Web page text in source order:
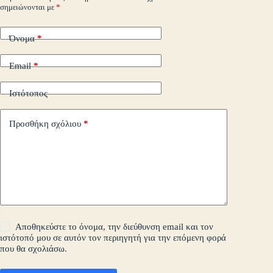
σημειώνονται με *
Όνομα*
Email*
Ιστότοπος
Προσθήκη σχόλιου *
Αποθηκεύστε το όνομα, την διεύθυνση email και τον
ιστότοπό μου σε αυτόν τον περιηγητή για την επόμενη φορά
που θα σχολιάσω.